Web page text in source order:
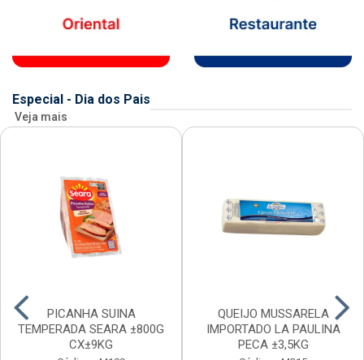
Especial - Dia dos Pais
Veja mais
PICANHA SUINA
TEMPERADA SEARA ±800G
CX±9KG
QUEIJO MUSSARELA
IMPORTADO LA PAULINA
PECA ±3,5KG